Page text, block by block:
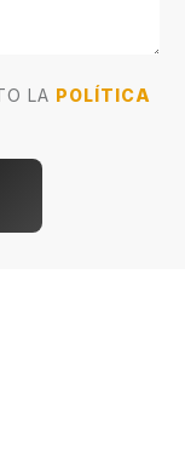
LA POLÍTICA